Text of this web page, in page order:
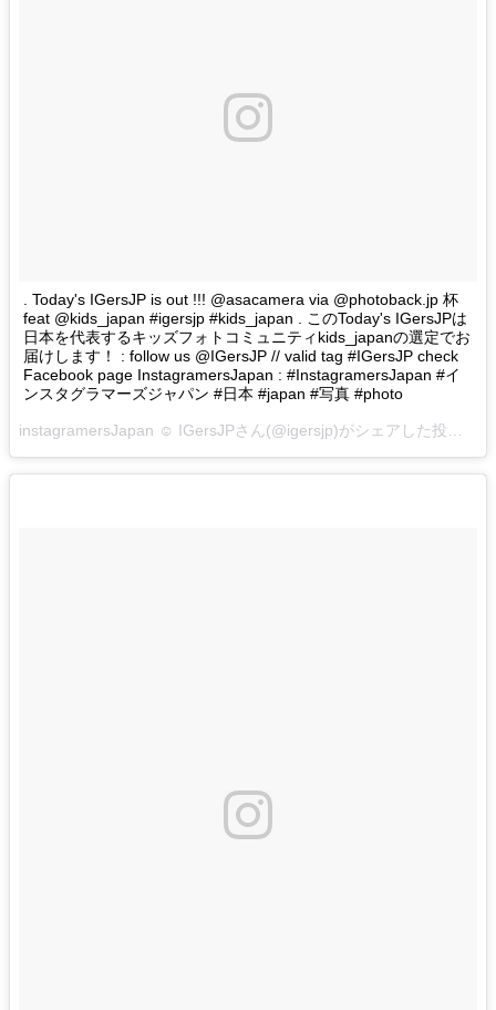
. Today's IGersJP is out !!! @asacamera via @photoback.jp 杯
feat @kids_japan #igersjp #kids_japan . このToday's IGersJPは
日本を代表するキッズフォトコミュニティkids_japanの選定でお
届けします！ : follow us @IGersJP // valid tag #IGersJP check
Facebook page InstagramersJapan : #InstagramersJapan #イ
ンスタグラマーズジャパン #日本 #japan #写真 #photo